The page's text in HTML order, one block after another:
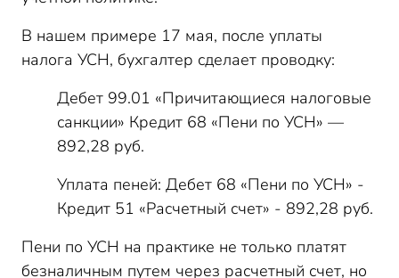
В нашем примере 17 мая, после уплаты
налога УСН, бухгалтер сделает проводку:
Дебет 99.01 «Причитающиеся налоговые
санкции» Кредит 68 «Пени по УСН» —
892,28 руб.
Уплата пеней: Дебет 68 «Пени по УСН» -
Кредит 51 «Расчетный счет» - 892,28 руб.
Пени по УСН на практике не только платят
безналичным путем через расчетный счет, но